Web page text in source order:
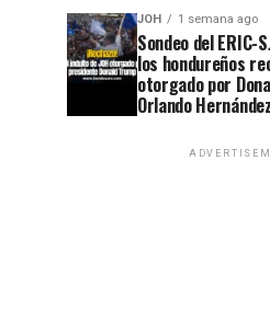
JOH 1 semana ago
Sondeo del ERIC-
los hondureños
otorgado por
Orlando Hernández